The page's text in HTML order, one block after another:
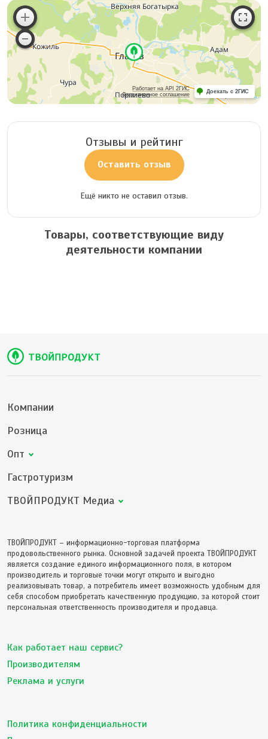
Работает на API 2ГИС
Лицензионное соглашение
Доехать с 2ГИС
Отзывы и рейтинг
Оставить отзыв
Ещё никто не оставил отзыв.
Товары, соответствующие виду
деятельности компании
Компании
Розница
Опт
Гастротуризм
ТВОЙПРОДУКТ Медиа
ТВОЙПРОДУКТ – информационно-торговая платформа
продовольственного рынка. Основной задачей проекта ТВОЙПРОДУКТ
является создание единого информационного поля, в котором
производитель и торговые точки могут открыто и выгодно
реализовывать товар, а потребитель имеет возможность удобным для
себя способом приобретать качественную продукцию, за которой стоит
персональная ответственность производителя и продавца.
Как работает наш сервис?
Производителям
Реклама и услуги
Политика конфиденциальности